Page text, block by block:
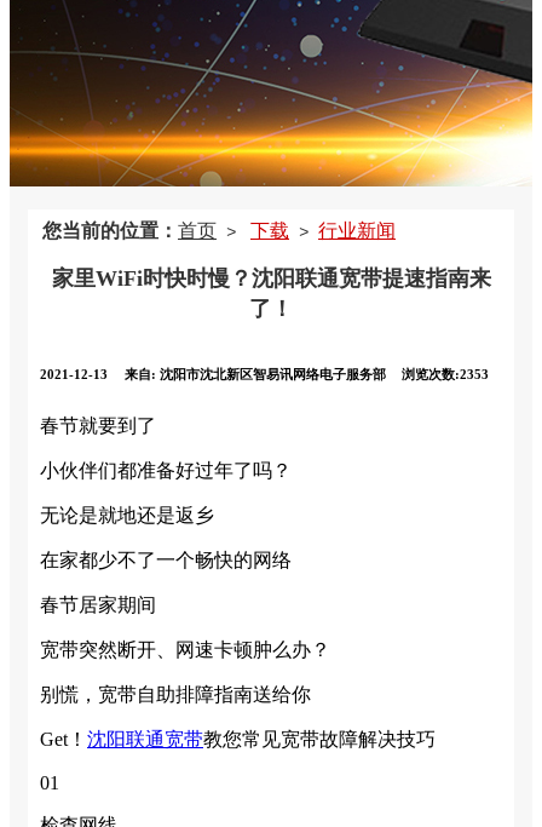
您当前的位置： 首页 > 下载 > 行业新闻
家里WiFi时快时慢？沈阳联通宽带提速指南来
了！
2021-12-13 来自: 沈阳市沈北新区智易讯网络电子服务部 浏览次数:2353
春节就要到了
小伙伴们都准备好过年了吗？
无论是就地还是返乡
在家都少不了一个畅快的网络
春节居家期间
宽带突然断开、 网速卡顿肿么办？
别慌，宽带自助排障指南送给你
Get！ 沈阳联通宽带教您常见宽带故障解决技巧
01